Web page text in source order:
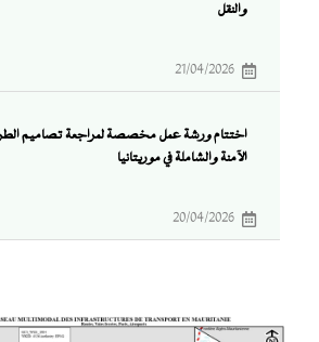
والنقل
21/04/2026
اختتام ورشة عمل مخصصة لمراجعة تصاميم الطرق
الآمنة والشاملة في موريتانيا
20/04/2026